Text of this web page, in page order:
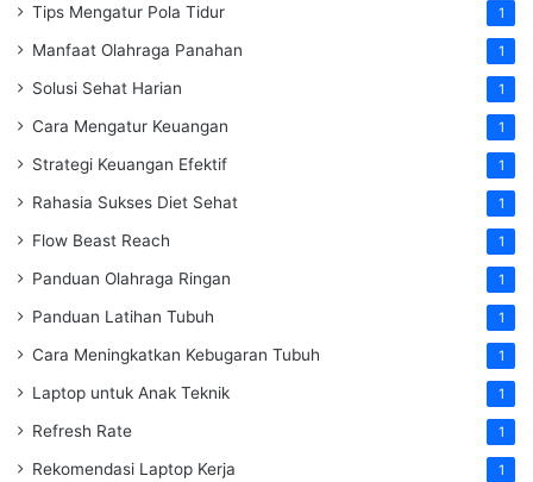
Tips Mengatur Pola Tidur 1
Manfaat Olahraga Panahan 1
Solusi Sehat Harian 1
Cara Mengatur Keuangan 1
Strategi Keuangan Efektif 1
Rahasia Sukses Diet Sehat 1
Flow Beast Reach 1
Panduan Olahraga Ringan 1
Panduan Latihan Tubuh 1
Cara Meningkatkan Kebugaran Tubuh 1
Laptop untuk Anak Teknik 1
Refresh Rate 1
Rekomendasi Laptop Kerja 1